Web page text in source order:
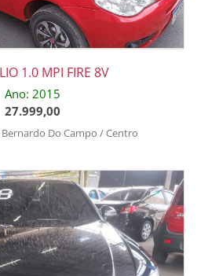
1.0 MPI FIRE 8V
Ano: 2015
27.999,00
Bernardo Do Campo / Centro